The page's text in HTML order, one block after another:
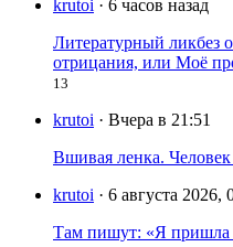
krutoi · 6 часов назад
Литературный ликбез
отрицания, или Моё
13
krutoi · Вчера в 21:51
Вшивая ленка.
krutoi · 6 августа 2026,
Там пишут: «Я